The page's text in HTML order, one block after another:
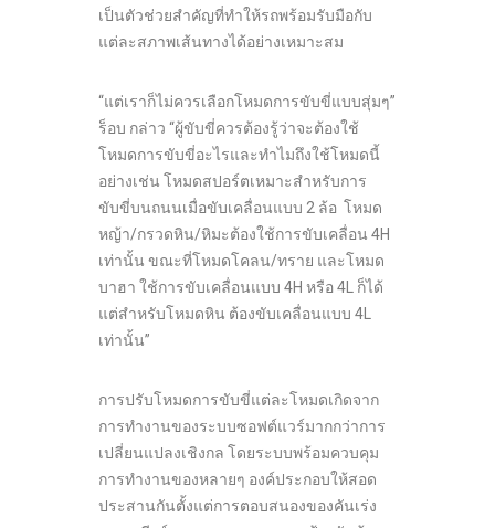
เป็นตัวช่วยสำคัญที่ทำให้รถพร้อมรับมือกับ
แต่ละสภาพเส้นทางได้อย่างเหมาะสม
“แต่เราก็ไม่ควรเลือกโหมดการขับขี่แบบสุ่มๆ”
ร็อบ กล่าว “ผู้ขับขี่ควรต้องรู้ว่าจะต้องใช้
โหมดการขับขี่อะไรและทำไมถึงใช้โหมดนี้
อย่างเช่น โหมดสปอร์ตเหมาะสำหรับการ
ขับขี่บนถนนเมื่อขับเคลื่อนแบบ 2 ล้อ โหมด
หญ้า/กรวดหิน/หิมะต้องใช้การขับเคลื่อน 4H
เท่านั้น ขณะที่โหมดโคลน/ทราย และโหมด
บาฮา ใช้การขับเคลื่อนแบบ 4H หรือ 4L ก็ได้
แต่สำหรับโหมดหิน ต้องขับเคลื่อนแบบ 4L
เท่านั้น”
การปรับโหมดการขับขี่แต่ละโหมดเกิดจาก
การทำงานของระบบซอฟต์แวร์มากกว่าการ
เปลี่ยนแปลงเชิงกล โดยระบบพร้อมควบคุม
การทำงานของหลายๆ องค์ประกอบให้สอด
ประสานกันตั้งแต่การตอบสนองของคันเร่ง